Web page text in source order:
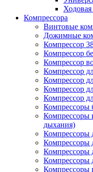
Ходовая
Компрессора
Винтовые
Дожимные
Компрессор
Компрессор
Компрессор
Компрессор
Компрессор
Компрессор
Компрессор
Компрессоры
Компрессоры
дыхания)
Компрессоры
Компрессоры
Компрессоры
Компрессоры
Компрессоры